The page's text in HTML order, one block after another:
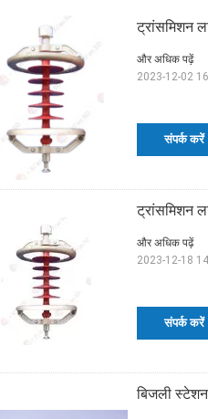
ट्रांसमिशन
संपर्क करें
और अधिक पढ़ें
2023-12-02
ट्रांसमिशन
संपर्क करें
और अधिक पढ़ें
2023-12-18
बिजली